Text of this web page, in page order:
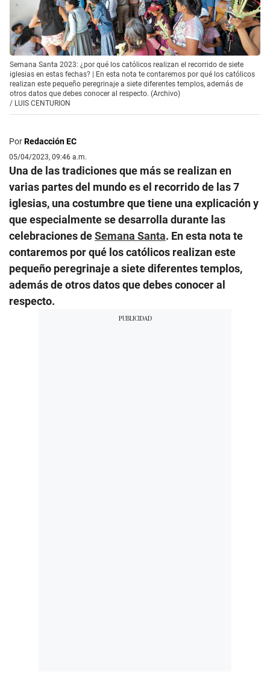
Semana Santa 2023: ¿por qué los católicos realizan el recorrido de siete
iglesias en estas fechas? | En esta nota te contaremos por qué los católicos
realizan este pequeño peregrinaje a siete diferentes templos, además de
otros datos que debes conocer al respecto. (Archivo)
/ LUIS CENTURION
PorRedacción EC
05/04/2023, 09:46 a.m.
Una de las tradiciones que más se realizan en
varias partes del mundo es el recorrido de las 7
iglesias, una costumbre que tiene una explicación y
que especialmente se desarrolla durante las
celebraciones deSemana Santa. En esta nota te
contaremos por qué los católicos realizan este
pequeño peregrinaje a siete diferentes templos,
además de otros datos que debes conocer al
respecto.